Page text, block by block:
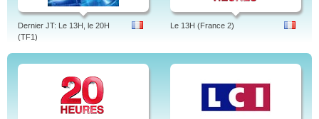
Dernier JT: Le 13H, le 20H
(TF1)
Le 13H (France 2)